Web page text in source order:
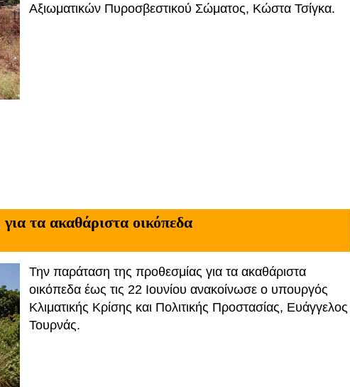
Αξιωματικών Πυροσβεστικού Σώματος, Κώστα Τσίγκα.
τα ακαθάριστα οικόπεδα
Την παράταση της προθεσμίας για τα ακαθάριστα
οικόπεδα έως τις 22 Ιουνίου ανακοίνωσε ο υπουργός
Κλιματικής Κρίσης και Πολιτικής Προστασίας, Ευάγγελος
Τουρνάς.